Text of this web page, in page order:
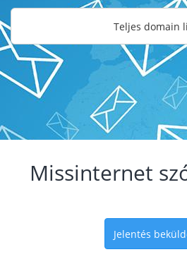
Teljes domain
Missinternet
Jelentés